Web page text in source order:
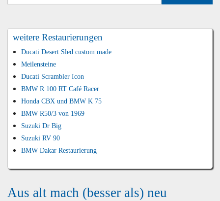
weitere Restaurierungen
Ducati Desert Sled custom made
Meilensteine
Ducati Scrambler Icon
BMW R 100 RT Café Racer
Honda CBX und BMW K 75
BMW R50/3 von 1969
Suzuki Dr Big
Suzuki RV 90
BMW Dakar Restaurierung
Aus alt mach (besser als) neu